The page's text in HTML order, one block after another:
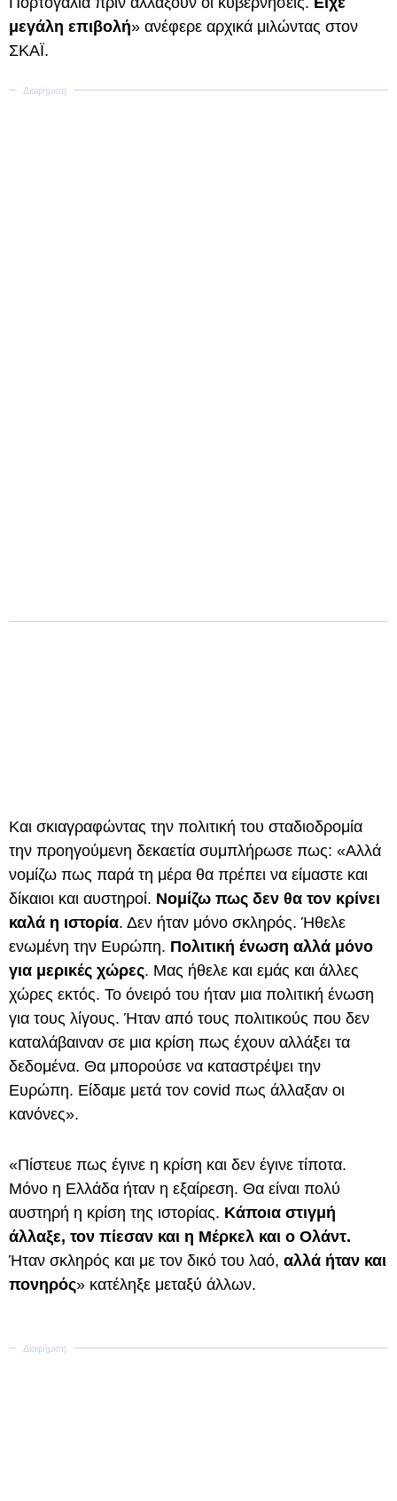
μεγάλη επιβολή» ανέφερε αρχικά μιλώντας στον
ΣΚΑΪ.
Και σκιαγραφώντας την πολιτική του σταδιοδρομία
την προηγούμενη δεκαετία συμπλήρωσε πως: «Αλλά
νομίζω πως παρά τη μέρα θα πρέπει να είμαστε και
δίκαιοι και αυστηροί. Νομίζω πως δεν θα τον κρίνει
καλά η ιστορία. Δεν ήταν μόνο σκληρός. Ήθελε
ενωμένη την Ευρώπη. Πολιτική ένωση αλλά μόνο
για μερικές χώρες. Μας ήθελε και εμάς και άλλες
χώρες εκτός. Το όνειρό του ήταν μια πολιτική ένωση
για τους λίγους. Ήταν από τους πολιτικούς που δεν
καταλάβαιναν σε μια κρίση πως έχουν αλλάξει τα
δεδομένα. Θα μπορούσε να καταστρέψει την
Ευρώπη. Είδαμε μετά τον covid πως άλλαξαν οι
κανόνες».
«Πίστευε πως έγινε η κρίση και δεν έγινε τίποτα.
Μόνο η Ελλάδα ήταν η εξαίρεση. Θα είναι πολύ
αυστηρή η κρίση της ιστορίας. Κάποια στιγμή
άλλαξε, τον πίεσαν και η Μέρκελ και ο Ολάντ.
Ήταν σκληρός και με τον δικό του λαό, αλλά ήταν και
πονηρός» κατέληξε μεταξύ άλλων.